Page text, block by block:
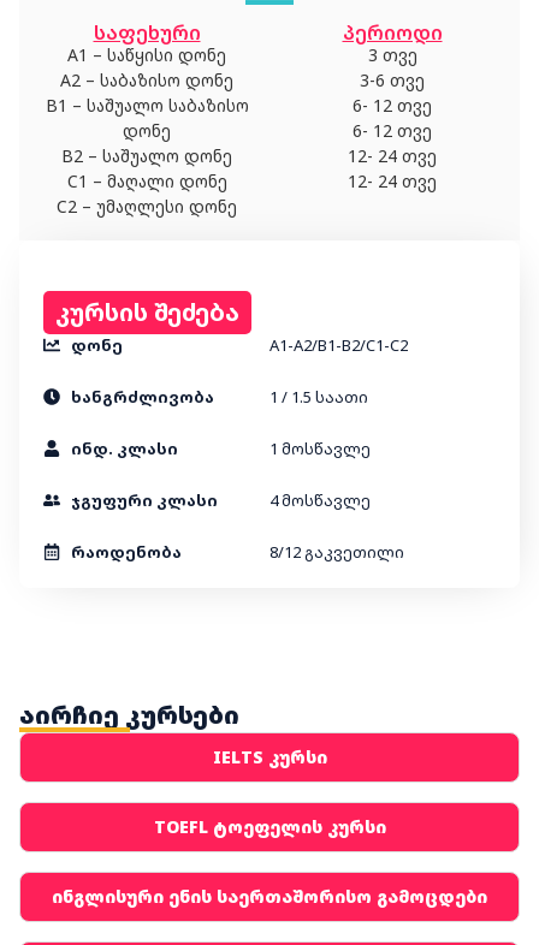
საფეხური
A1 – საწყისი დონე
A2 – საბაზისო დონე
B1 – საშუალო საბაზისო
დონე
B2 – საშუალო დონე
C1 – მაღალი დონე
C2 – უმაღლესი დონე
პერიოდი
3 თვე
3-6 თვე
6- 12 თვე
6- 12 თვე
12- 24 თვე
12- 24 თვე
კურსის შეძება
დონე
ხანგრძლივობა
ინდ. კლასი
ჯგუფური კლასი
რაოდენობა
A1-A2/B1-B2/C1-C2
1 / 1.5 საათი
1 მოსწავლე
4 მოსწავლე
8/12 გაკვეთილი
აირჩიე კურსები
IELTS კურსი
TOEFL ტოეფელის კურსი
ინგლისური ენის საერთაშორისო გამოცდები